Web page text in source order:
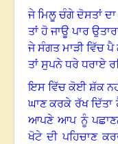
ਜੇ ਮਿਲੂ ਚੰਗੇ ਦੋਸਤਾਂ ਦਾ
ਤਾਂ ਹੋ ਜਾਊ ਪਾਰ
ਜੇ ਸੰਗਤ ਮਾੜੀ ਵਿੱਚ ਪੈ
ਤਾਂ ਸੁਪਨੇ ਧਰੇ ਧਰਾਏ
ਇਸ ਵਿੱਚ ਕੋਈ ਸ਼ੱਕ
ਘਾਣ ਕਰਕੇ ਰੱਖ ਦਿੱਤਾ
ਆਪਣੇ ਆਪ ਨੂੰ
ਖੋਟੇ ਦੀ ਪਹਿਚਾਣ